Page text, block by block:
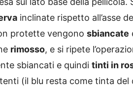
inclinate rispetto all’asse
protette vengono sbiancate
rimosso, e si ripete
sbiancati e quindi tinti in
(il blu resta come tinta